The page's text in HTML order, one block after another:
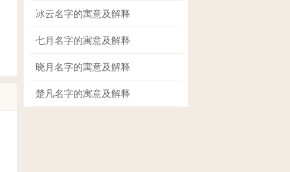
冰云名字的寓意及解释
七月名字的寓意及解释
晓月名字的寓意及解释
楚凡名字的寓意及解释